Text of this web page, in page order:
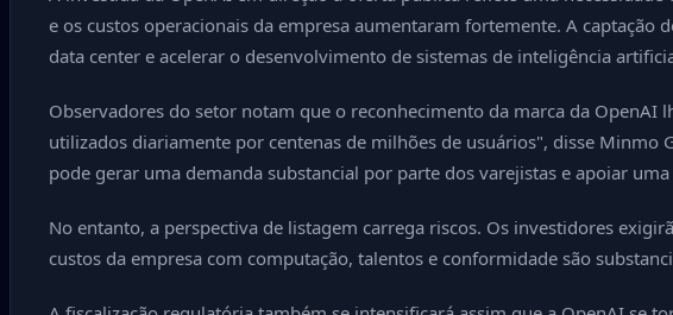
e os custos operacionais da empresa aumentaram fortemente. A
data center e acelerar o desenvolvimento de sistemas de inteligência
Observadores do setor notam que o reconhecimento da marca da
utilizados diariamente por centenas de milhões de usuários", disse Minmo
pode gerar uma demanda substancial por parte dos varejistas e apoiar
No entanto, a perspectiva de listagem carrega riscos. Os investidores
custos da empresa com computação, talentos e conformidade são